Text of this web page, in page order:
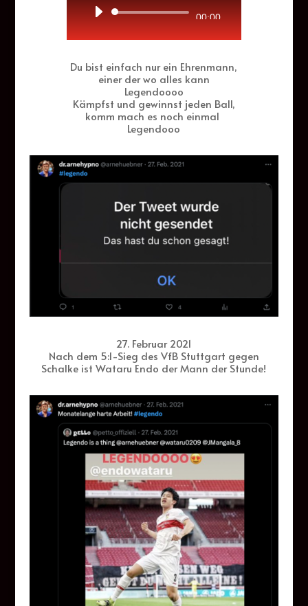
Audio-
Player
00:00
Du bist einfach nur ein Ehrenmann,
einer der wo alles kann
Legendoooo
Kämpfst und gewinnst jeden Ball,
komm mach es noch einmal
Legendooo
27. Februar 2021
Nach dem 5:1-Sieg des VfB Stuttgart gegen
Schalke ist Wataru Endo der Mann der Stunde!